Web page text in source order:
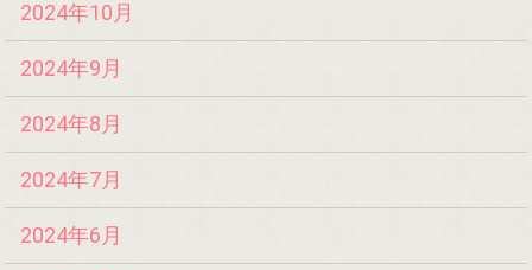
2024年10月
2024年9月
2024年8月
2024年7月
2024年6月